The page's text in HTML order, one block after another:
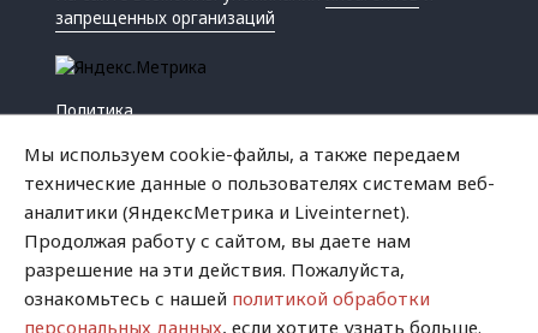
запрещенных организаций
Политика
Криминал
Успех
Мы используем cookie-файлы, а также передаем
технические данные о пользователях системам веб-
аналитики (ЯндексМетрика и Liveinternet).
Продолжая работу с сайтом, вы даете нам
разрешение на эти действия. Пожалуйста,
ознакомьтесь с нашей политикой обработки
персональных данных, если хотите узнать больше.